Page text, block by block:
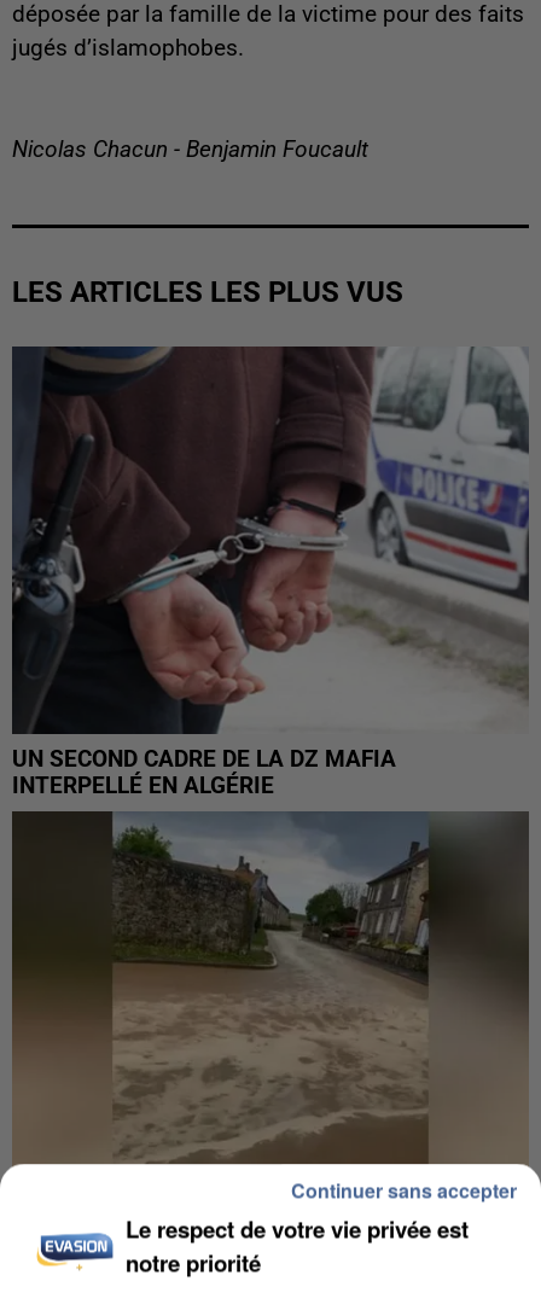
déposée par la famille de la victime pour des faits
jugés d’islamophobes.
Nicolas Chacun - Benjamin Foucault
LES ARTICLES LES PLUS VUS
UN SECOND CADRE DE LA DZ MAFIA
INTERPELLÉ EN ALGÉRIE
UNE TOURISTE DE L’OISE EMPORTÉE PAR UNE
COULÉE DE BOUE EN HAUTE-SAVOIE
Le respect de votre vie privée est
notre priorité
Continuer sans accepter